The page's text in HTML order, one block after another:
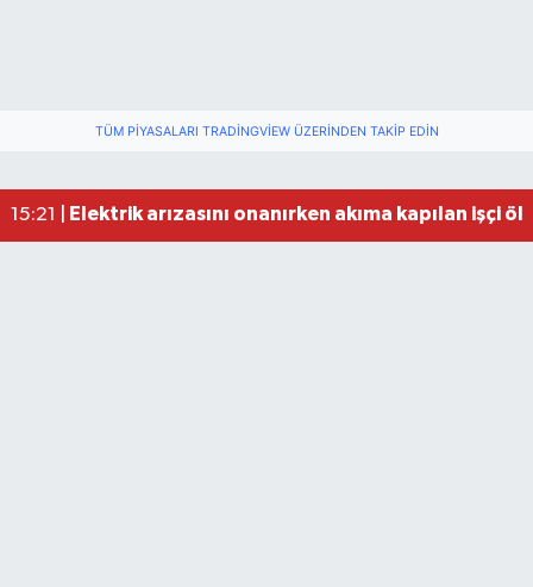
TÜM PIYASALARI TRADINGVIEW ÜZERINDEN TAKIP EDIN
15:21 | Elektrik arızasını onanırken akıma kapılan işçi